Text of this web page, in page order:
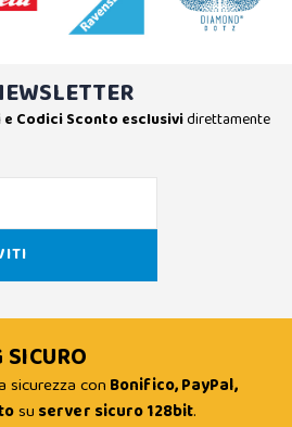
Codici Sconto esclusividirettamente
sicurezza con Bonifico, PayPal,
su server sicuro 128bit.